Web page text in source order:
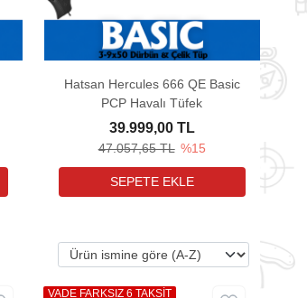
Hatsan Hercules 666 QE Basic
PCP Havalı Tüfek
47.057,65 TL %15
39.999,00 TL
VADE FARKSIZ 6 TAKSİT